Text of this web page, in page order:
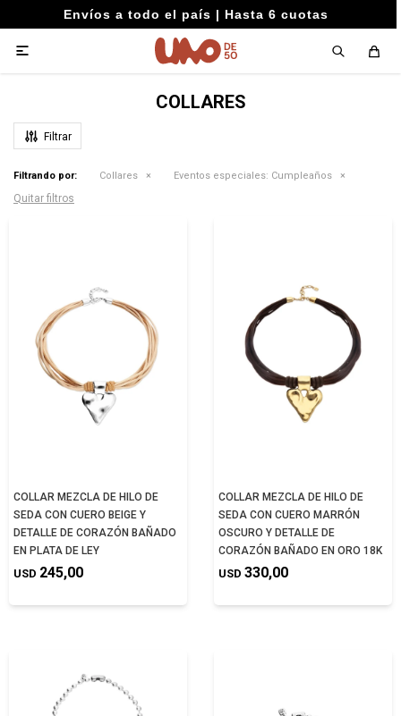
Envíos a todo el país | Hasta 6 cuotas

COLLARES
Filtrando por: Collares Eventos especiales: Cumpleaños
Quitar filtros
COLLAR MEZCLA DE HILO DE
SEDA CON CUERO BEIGE Y
DETALLE DE CORAZÓN BAÑADO
EN PLATA DE LEY
USD 245,00
COLLAR MEZCLA DE HILO DE
SEDA CON CUERO MARRÓN
OSCURO Y DETALLE DE
CORAZÓN BAÑADO EN ORO 18K
USD 330,00